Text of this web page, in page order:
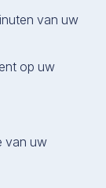
van uw
op uw
van uw